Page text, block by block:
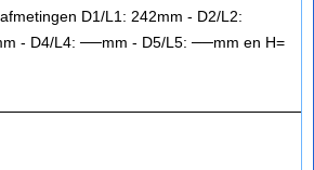
D1/L1: 242mm - D2/L2:
- D4/L4: ──mm - D5/L5: ──mm en H=